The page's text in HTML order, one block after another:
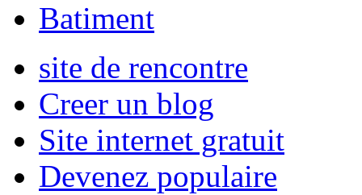
Batiment
site de rencontre
Creer un blog
Site internet gratuit
Devenez populaire